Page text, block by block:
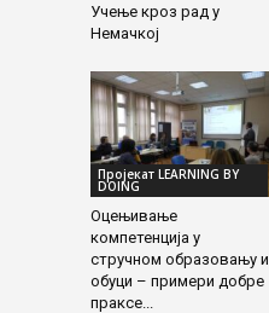
Учење кроз рад у
Немачкој
Пројекат LEARNING BY
DOING
Оцењивање
компетенција у
стручном образовању и
обуци – примери добре
праксе...